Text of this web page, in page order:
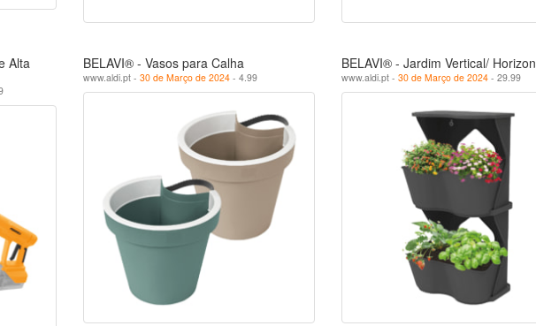
Alta BELAVI® - Vasos para Calha
www.aldi.pt - 30 de Março de 2024- 4.99
BELAVI® - Jardim Vertical/
www.aldi.pt - 30 de Março de 2024 - 29.99